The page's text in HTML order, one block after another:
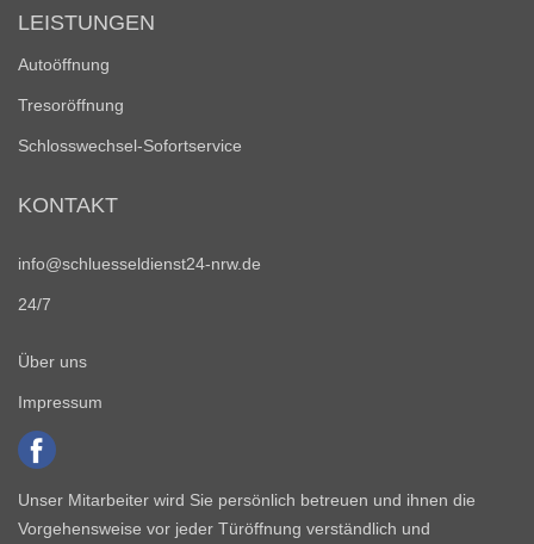
LEISTUNGEN
Autoöffnung
Tresoröffnung
Schlosswechsel-Sofortservice
KONTAKT
info@schluesseldienst24-nrw.de
24/7
Über uns
Impressum
Unser Mitarbeiter wird Sie persönlich betreuen und ihnen die
Vorgehensweise vor jeder Türöffnung verständlich und